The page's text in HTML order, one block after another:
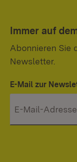
Immer auf
Abonnieren Sie
Newsletter.
E-Mail zur